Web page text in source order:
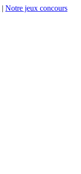
| Notre jeux concours